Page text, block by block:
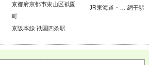
京都府京都市東山区祇園
町…
京阪本線 祇園四条駅
JR東海道・… 網干駅